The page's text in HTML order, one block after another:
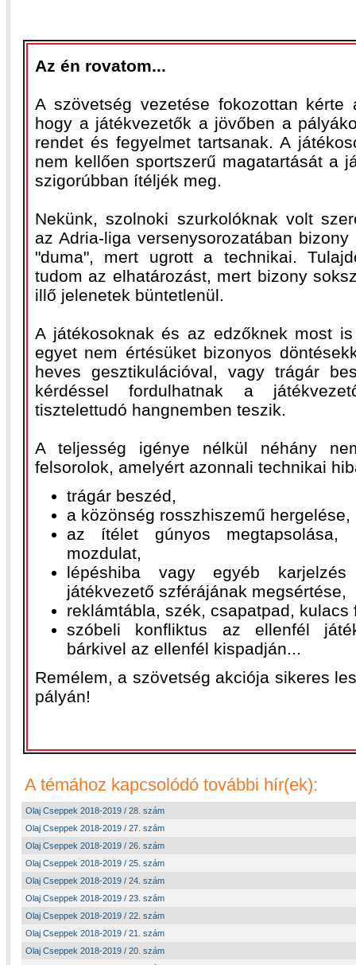
Az én rovatom...
A szövetség vezetése fokozottan kérte
hogy a játékvezetők a jövőben a
rendet és fegyelmet tartsanak. A
nem kellően sportszerű magatartását a
szigorúbban ítéljék meg.
Nekünk, szolnoki szurkolóknak volt
az Adria-liga versenysorozatában
"duma", mert ugrott a technikai.
tudom az elhatározást, mert bizony
illő jelenetek büntetlenül.
A játékosoknak és az edzőknek most
egyet nem értésüket bizonyos
heves gesztikulációval, vagy trágár
kérdéssel fordulhatnak a
tisztelettudó hangnemben teszik.
A teljesség igénye nélkül néhány
felsorolok, amelyért azonnali technikai
trágár beszéd,
a közönség rosszhiszemű hergelése,
az ítélet gúnyos megtapsolása,
mozdulat,
lépéshiba vagy egyéb
játékvezető szférájának megsértése,
reklámtábla, szék, csapatpad,
szóbeli konfliktus az ellenfél
bárkivel az ellenfél kispadján...
Remélem, a szövetség akciója sikeres
pályán!
A témához kapcsolódó további hír(ek):
Olaj Cseppek 2018-2019 / 28. szám
Olaj Cseppek 2018-2019 / 27. szám
Olaj Cseppek 2018-2019 / 26. szám
Olaj Cseppek 2018-2019 / 25. szám
Olaj Cseppek 2018-2019 / 24. szám
Olaj Cseppek 2018-2019 / 23. szám
Olaj Cseppek 2018-2019 / 22. szám
Olaj Cseppek 2018-2019 / 21. szám
Olaj Cseppek 2018-2019 / 20. szám